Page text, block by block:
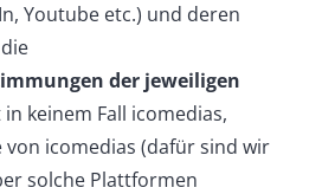
Youtube etc.) und deren
der jeweiligen
in keinem Fall icomedias,
von icomedias (dafür sind wir
solche Plattformen